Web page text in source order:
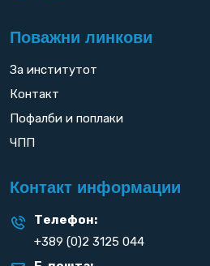
Поважни линкови
За институтот
Контакт
Пофалби и поплаки
ЧПП
Контакт информации
Телефон:
+389 (0)2 3125 044